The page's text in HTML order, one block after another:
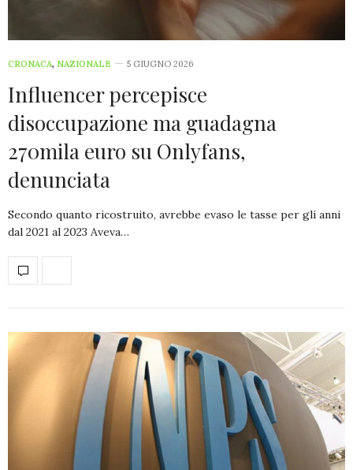
CRONACA, NAZIONALE 5 GIUGNO 2026
Influencer percepisce
disoccupazione ma guadagna
270mila euro su Onlyfans,
denunciata
Secondo quanto ricostruito, avrebbe evaso le tasse per gli anni
dal 2021 al 2023 Aveva…